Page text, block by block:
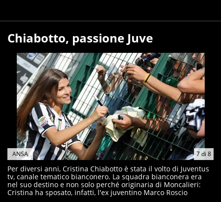
Chiabotto, passione Juve
7di 8
ANSA
Per diversi anni, Cristina Chiabotto è stata il volto di Juventus
tv, canale tematico bianconero. La squadra bianconera era
nel suo destino e non solo perché originaria di Moncalieri:
Cristina ha sposato, infatti, l'ex juventino Marco Roscio